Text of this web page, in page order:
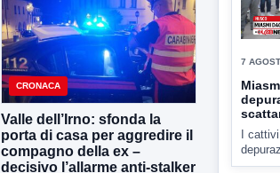
CRONACA
Valle dell’Irno: sfonda la
porta di casa per aggredire il
compagno della ex –
decisivo l’allarme anti-stalker
7